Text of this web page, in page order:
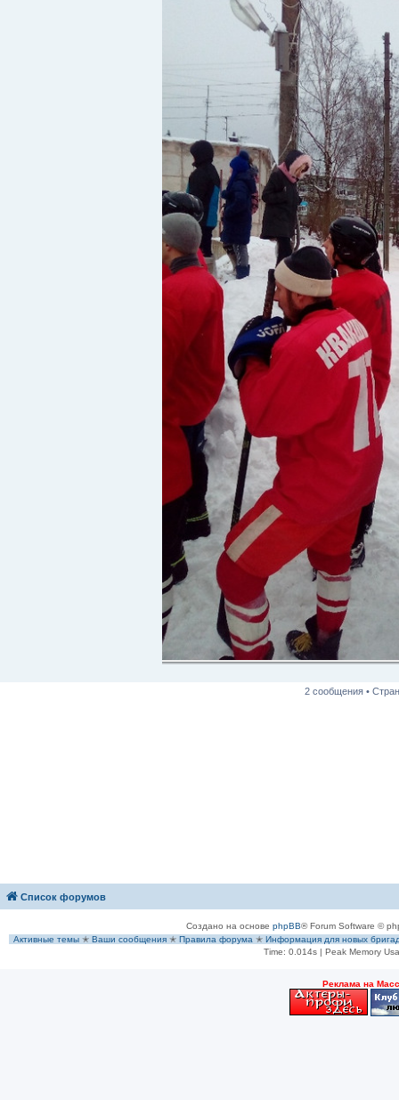
2 сообщения •
Список форумов
Создано на основе phpBB® Forum Software ©
Активные темы ✭ Ваши сообщения ✭ Правила форума ✭ Информация для новых
Time: 0.014s | Peak Memory
Рeклама на